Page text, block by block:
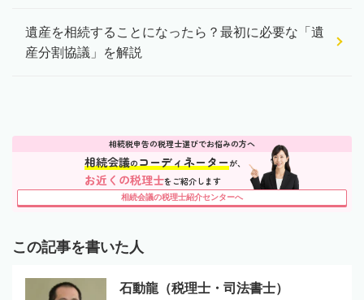
遺産を相続することになったら？最初に必要な「遺
産分割協議」を解説
相続税申告の税理士選びでお悩みの方へ
相続会議の コーディネーター が、
お近くの税理士をご紹介します
相続会議の税理士紹介センターへ
この記事を書いた人
石動龍（税理士・司法書士）